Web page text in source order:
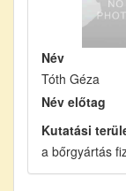
Név
Tóth Géza
Név előtag
Kutatási
a bőrgyártás